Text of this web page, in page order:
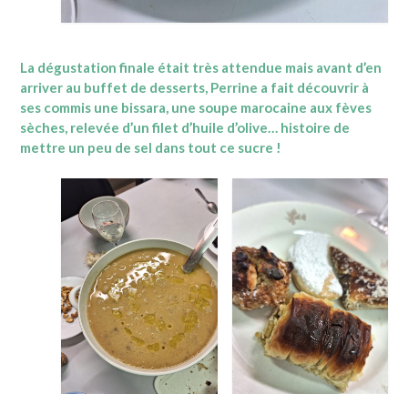
La dégustation finale était très attendue mais avant d’en
arriver au buffet de desserts, Perrine a fait découvrir à
ses commis une bissara, une soupe marocaine aux fèves
sèches, relevée d’un filet d’huile d’olive… histoire de
mettre un peu de sel dans tout ce sucre !